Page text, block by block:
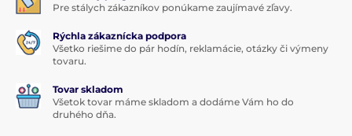
Pre stálych zákazníkov ponúkame zaujímavé zľavy.
Rýchla zákaznícka podpora
Všetko riešime do pár hodín, reklamácie, otázky či výmeny
tovaru.
Tovar skladom
Všetok tovar máme skladom a dodáme Vám ho do
druhého dňa.